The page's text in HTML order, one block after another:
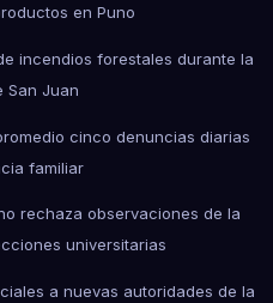
en Puno
incendios forestales durante la
San Juan
cinco denuncias diarias
familiar
rechaza observaciones de la
universitarias
a nuevas autoridades de la